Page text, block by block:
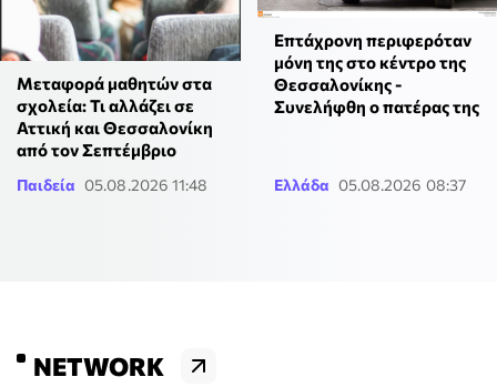
Μεταφορά μαθητών στα
σχολεία: Τι αλλάζει σε
Αττική και Θεσσαλονίκη
από τον Σεπτέμβριο
Παιδεία 05.08.2026 11:48
Επτάχρονη περιφερόταν
μόνη της στο κέντρο της
Θεσσαλονίκης -
Συνελήφθη ο πατέρας της
Ελλάδα 05.08.2026 08:37
NETWORK